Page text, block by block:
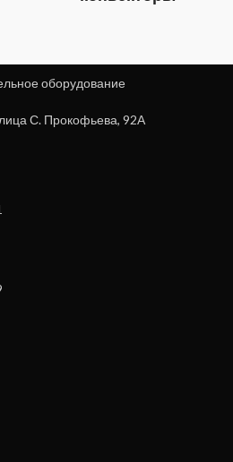
оборудование
С. Прокофьева, 92А